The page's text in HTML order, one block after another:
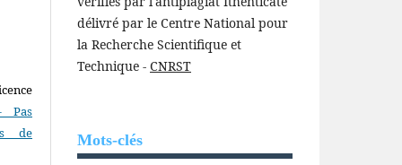
Pas
de
délivré par le Centre National pour
la Recherche Scientifique et
Technique - CNRST
Mots-clés